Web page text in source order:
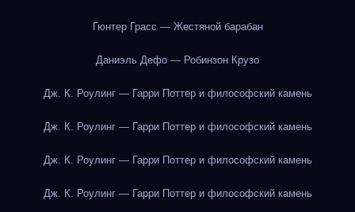
Гюнтер Грасс — Жестяной барабан
Даниэль Дефо — Робинзон Крузо
Дж. К. Роулинг — Гарри Поттер и философский камень
Дж. К. Роулинг — Гарри Поттер и философский камень
Дж. К. Роулинг — Гарри Поттер и философский камень
Дж. К. Роулинг — Гарри Поттер и философский камень